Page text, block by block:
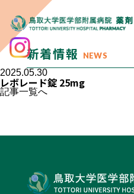
新着情報 NEWS
2025.05.30
レボレード錠 25mg
記事一覧へ